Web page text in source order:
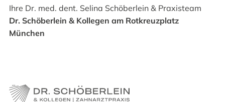
Ihre Dr. med. dent. Selina Schöberlein & Praxisteam
Dr. Schöberlein & Kollegen am Rotkreuzplatz
München